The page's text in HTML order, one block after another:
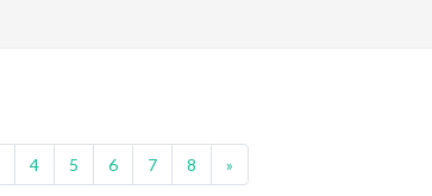
4 5 6 7 8 »